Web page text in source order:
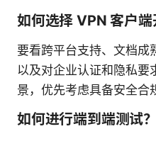
如何选择 VPN 客户端
要看跨平台支持、文档成
以及对企业认证和隐私要
景，优先考虑具备安全合
如何进行端到端测试？